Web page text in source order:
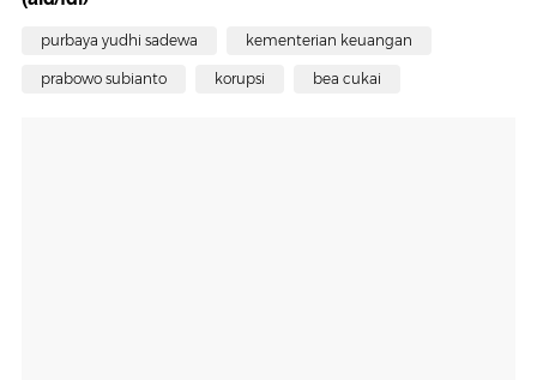
purbaya yudhi sadewa kementerian keuangan
prabowo subianto korupsi bea cukai